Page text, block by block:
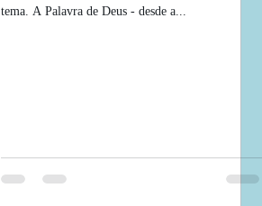
tema. A Palavra de Deus - desde a...